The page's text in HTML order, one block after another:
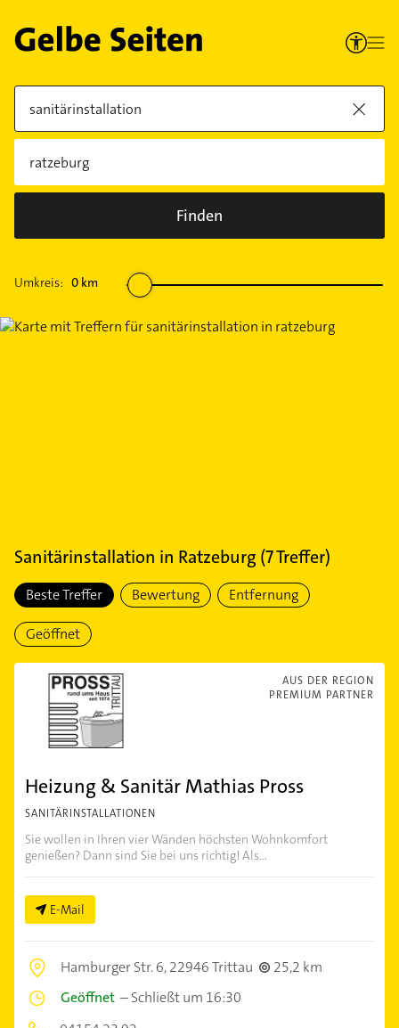
Finden
Umkreis: 0 km
Sanitärinstallation in Ratzeburg (7Treffer)
Beste Treffer Bewertung Entfernung
Geöffnet
AUS DER REGION
PREMIUM PARTNER
Heizung & Sanitär Mathias Pross
SANITÄRINSTALLATIONEN
Sie wollen in Ihren vier Wänden höchsten Wohnkomfort
genießen? Dann sind Sie bei uns richtig! Als...
E-Mail
Hamburger Str. 6,22946 Trittau
25,2 km
Geöffnet –Schließt um 16:30